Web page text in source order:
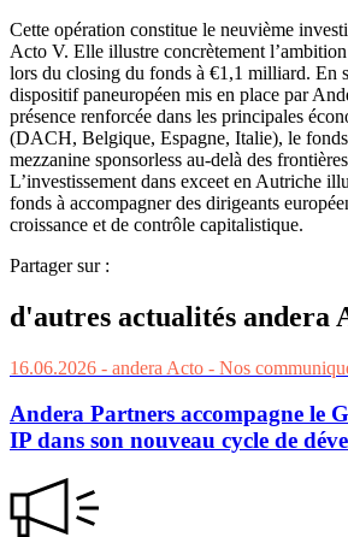
Cette opération constitue le neuvième
Acto V. Elle illustre concrètement
lors du closing du fonds à €1,1 milliard. En
dispositif paneuropéen mis en place par
présence renforcée dans les principales
(DACH, Belgique, Espagne, Italie), le
mezzanine sponsorless au-delà des
L’investissement dans exceet en Autriche
fonds à accompagner des dirigeants
croissance et de contrôle capitalistique.
Partager sur :
d'autres actualités andera
16.06.2026 - andera Acto - Nos
Andera Partners accompagne le
IP dans son nouveau cycle de